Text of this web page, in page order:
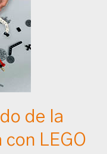
de la
LEGO